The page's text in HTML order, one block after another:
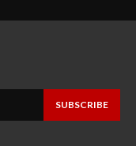
SUBSCRIBE